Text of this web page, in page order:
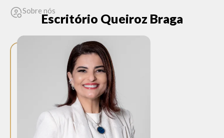
Sobre nós
Escritório Queiroz Braga